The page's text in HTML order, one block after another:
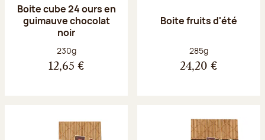
Boite cube 24 ours en
guimauve chocolat
noir
Poids net :
230g
12,65 €
Boite fruits d'été
Poids net :
285g
24,20 €